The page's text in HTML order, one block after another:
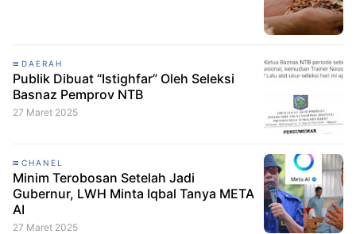
DAERAH
Publik Dibuat “Istighfar” Oleh Seleksi
Basnaz Pemprov NTB
27 Maret 2025
CHANEL
Minim Terobosan Setelah Jadi
Gubernur, LWH Minta Iqbal Tanya META
AI
27 Maret 2025